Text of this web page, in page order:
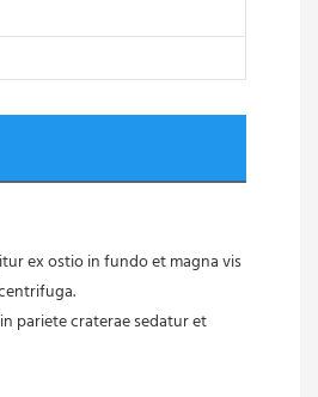
pariete craterae sedatur et